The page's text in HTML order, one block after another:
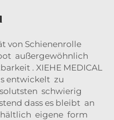
von Schienenrolle
außergewöhnlich
. XIEHE MEDICAL
entwickelt zu
schwierig
dass es bleibt an
eigene form